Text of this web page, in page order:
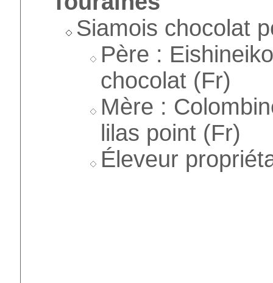
Siamois chocolat
Père :
chocolat (Fr)
Mère :
lilas point (Fr)
Éleveur